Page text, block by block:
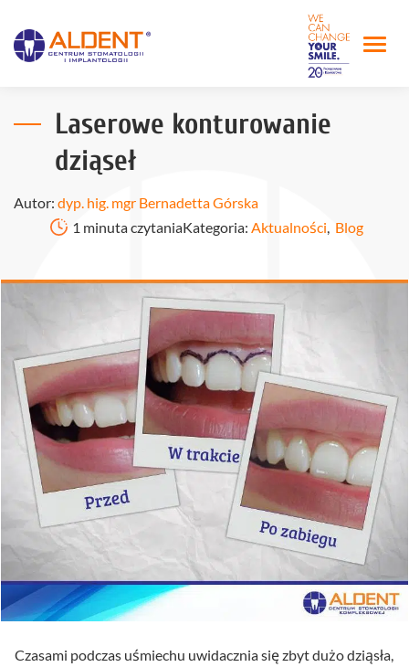
Laserowe konturowanie
dziąseł
Autor: dyp. hig. mgr Bernadetta Górska
1 minuta czytaniaKategoria: Aktualności, Blog
Czasami podczas uśmiechu uwidacznia się zbyt dużo dziąsła,